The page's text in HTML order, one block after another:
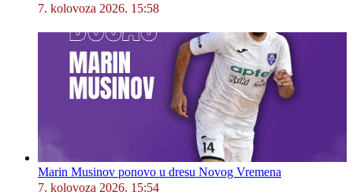
7. kolovoza 2026. 15:58
Marin Musinov ponovo u dresu Novog Vremena
7. kolovoza 2026. 15:54